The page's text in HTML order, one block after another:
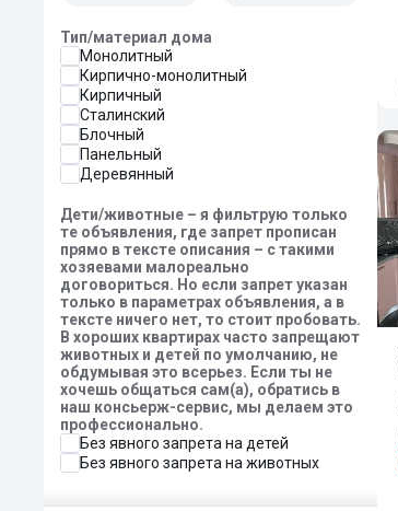
Тип/материал дома
Монолитный
Кирпично-монолитный
Кирпичный
Сталинский
Блочный
Панельный
Деревянный
Дети/животные – я фильтрую только
те объявления, где запрет прописан
прямо в тексте описания – с такими
хозяевами малореально
договориться. Но если запрет указан
только в параметрах объявления, а в
тексте ничего нет, то стоит пробовать.
В хороших квартирах часто запрещают
животных и детей по умолчанию, не
обдумывая это всерьез. Если ты не
хочешь общаться сам(а), обратись в
наш консьерж-сервис, мы делаем это
профессионально.
Без явного запрета на детей
Без явного запрета на животных